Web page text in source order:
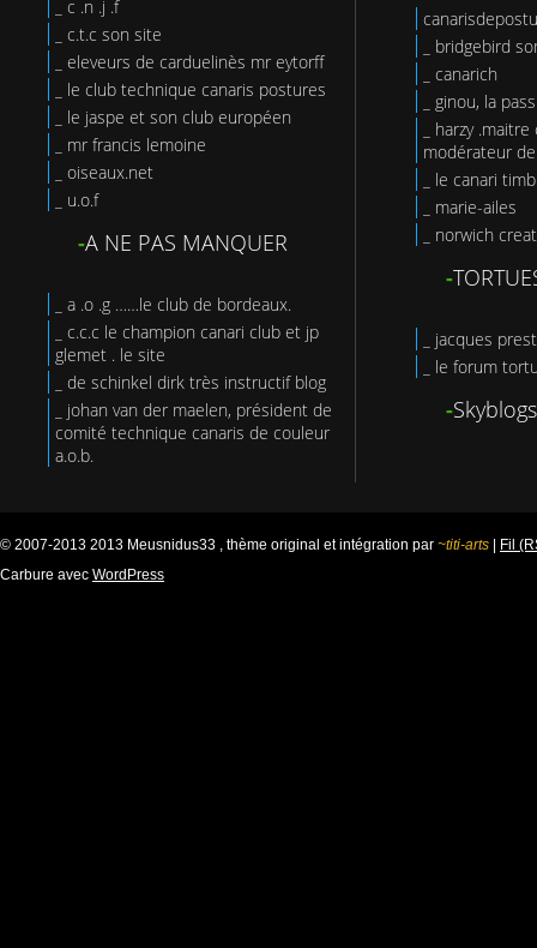
_ c .n .j .f
_ c.t.c son site
_ eleveurs de carduelinès mr eytorff
_ le club technique canaris postures
_ le jaspe et son club européen
_ mr francis lemoine
_ oiseaux.net
_ u.o.f
-A NE PAS MANQUER
_ a .o .g ……le club de bordeaux.
_ c.c.c le champion canari club et jp
glemet . le site
_ de schinkel dirk très instructif blog
_ johan van der maelen, président de
comité technique canaris de couleur
a.o.b.
_ bridgebird
_ canarich
_ ginou, la
_ harzy
modérateur
_ le canari
_ marie-ailes
_ norwich
-
_ jacques
_ le forum
-Skyblogs
© 2007-2013 2013 Meusnidus33 , thème original et intégration par ~titi-arts
Fil
Carbure avec WordPress